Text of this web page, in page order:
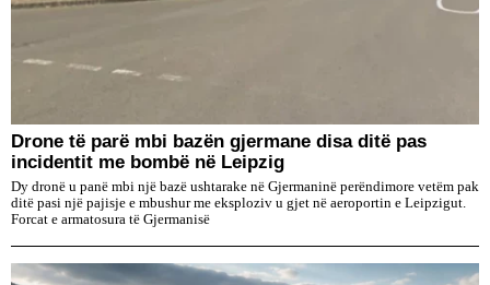
Drone të parë mbi bazën gjermane disa ditë pas
incidentit me bombë në Leipzig
Dy dronë u panë mbi një bazë ushtarake në Gjermaninë perëndimore vetëm pak
ditë pasi një pajisje e mbushur me eksploziv u gjet në aeroportin e Leipzigut.
Forcat e armatosura të Gjermanisë